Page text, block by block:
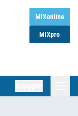
MIXonline
MIXpro